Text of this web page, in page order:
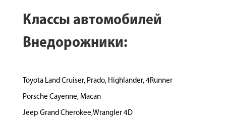
Классы автомобилей
Внедорожники:
Toyota Land Cruiser, Prado, Highlander, 4Runner
Porsche Cayenne, Macan
Jeep Grand Cherokee,Wrangler 4D